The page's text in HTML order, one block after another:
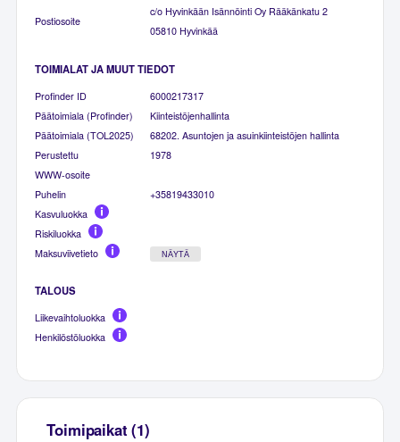
Postiosoite
c/o Hyvinkään Isännöinti Oy Rääkänkatu 2
05810 Hyvinkää
TOIMIALAT JA MUUT TIEDOT
Profinder ID
6000217317
Päätoimiala (Profinder)
Kiinteistöjenhallinta
Päätoimiala (TOL2025)
68202. Asuntojen ja asuinkiinteistöjen hallinta
Perustettu
1978
WWW-osoite
Puhelin
+35819433010
Kasvuluokka
Riskiluokka
Maksuviivetieto
NÄYTÄ
TALOUS
Liikevaihtoluokka
Henkilöstöluokka
Toimipaikat (1)